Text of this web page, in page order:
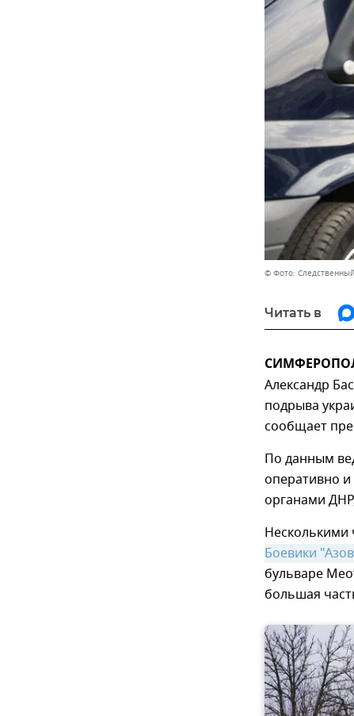
© Фото:
Читать в
Александр
подрыва
сообщает
По данным
оперативно
органами
Несколькими
Боевики
бульваре
большая